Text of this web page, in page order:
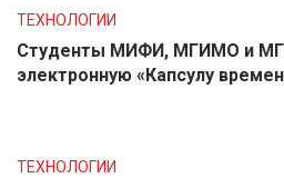
ТЕХНОЛОГИИ
Студенты МИФИ, МГИМО и
электронную «Капсулу
ТЕХНОЛОГИИ